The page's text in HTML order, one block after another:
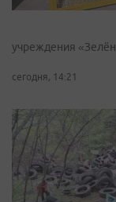
учреждения
сегодня, 14:21